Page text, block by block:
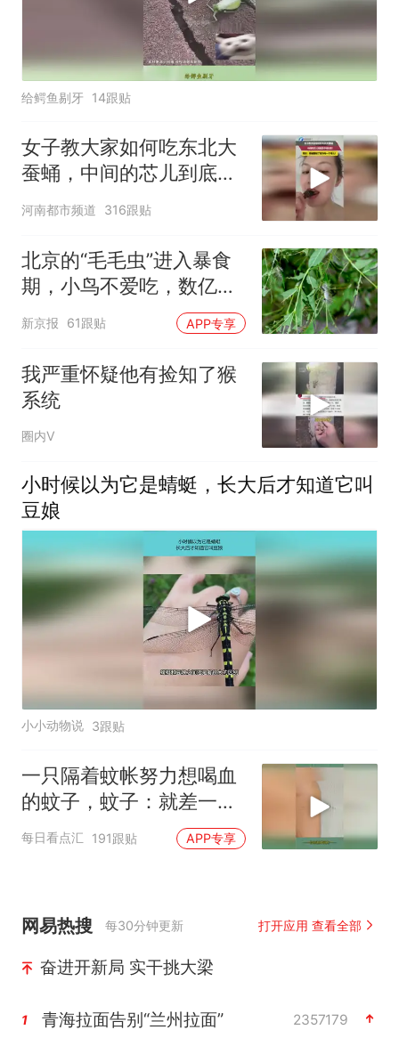
给鳄鱼剔牙 14跟贴
女子教大家如何吃东北大
蚕蛹，中间的芯儿到底是
个啥东西？网友：蚕蛹跟
河南都市频道 316跟贴
北京的“毛毛虫”进入暴食
期，小鸟不爱吃，数亿头
小蜂迎战
新京报 61跟贴 APP专享
我严重怀疑他有捡知了猴
系统
圈内V
小时候以为它是蜻蜓，长大后才知道它叫
豆娘
小小动物说 3跟贴
一只隔着蚊帐努力想喝血
的蚊子，蚊子：就差一点
点了，网友：快让它咬一
口，它那么努力
每日看点汇 191跟贴 APP专享
网易热搜 每30分钟更新 打开应用 查看全部
奋进开新局 实干挑大梁
1 青海拉面告别“兰州拉面” 2357179